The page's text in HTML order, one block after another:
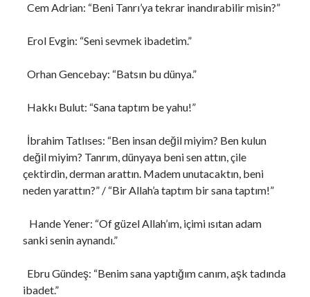
Cem Adrian: “Beni Tanrı’ya tekrar inandırabilir misin?”
Erol Evgin: “Seni sevmek ibadetim.”
Orhan Gencebay: “Batsın bu dünya.”
Hakkı Bulut: “Sana taptım be yahu!”
İbrahim Tatlıses: “Ben insan değil miyim? Ben kulun
değil miyim? Tanrım, dünyaya beni sen attın, çile
çektirdin, derman arattın. Madem unutacaktın, beni
neden yarattın?” / “Bir Allah’a taptım bir sana taptım!”
Hande Yener: “Of güzel Allah’ım, içimi ısıtan adam
sanki senin aynandı.”
Ebru Gündeş: “Benim sana yaptığım canım, aşk tadında
ibadet.”